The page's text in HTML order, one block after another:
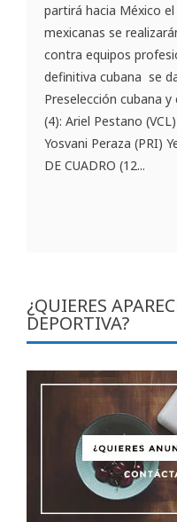
partirá hacia México
mexicanas se
contra equipos
definitiva cubana se
Preselección cubana y
(4): Ariel Pestano
Yosvani Peraza (PRI)
DE CUADRO (12...
¿QUIERES
DEPORTIVA?